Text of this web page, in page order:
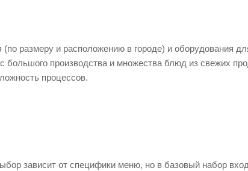
размеру и расположению в городе) и оборудования
производства и множества блюд из свежих
процессов.
зависит от специфики меню, но в базовый набор